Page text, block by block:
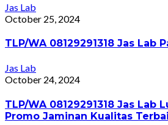
Jas Lab
October 25, 2024
TLP/WA 08129291318 Jas Lab
Jas Lab
October 24, 2024
TLP/WA 08129291318 Jas Lab
Promo Jaminan Kualitas